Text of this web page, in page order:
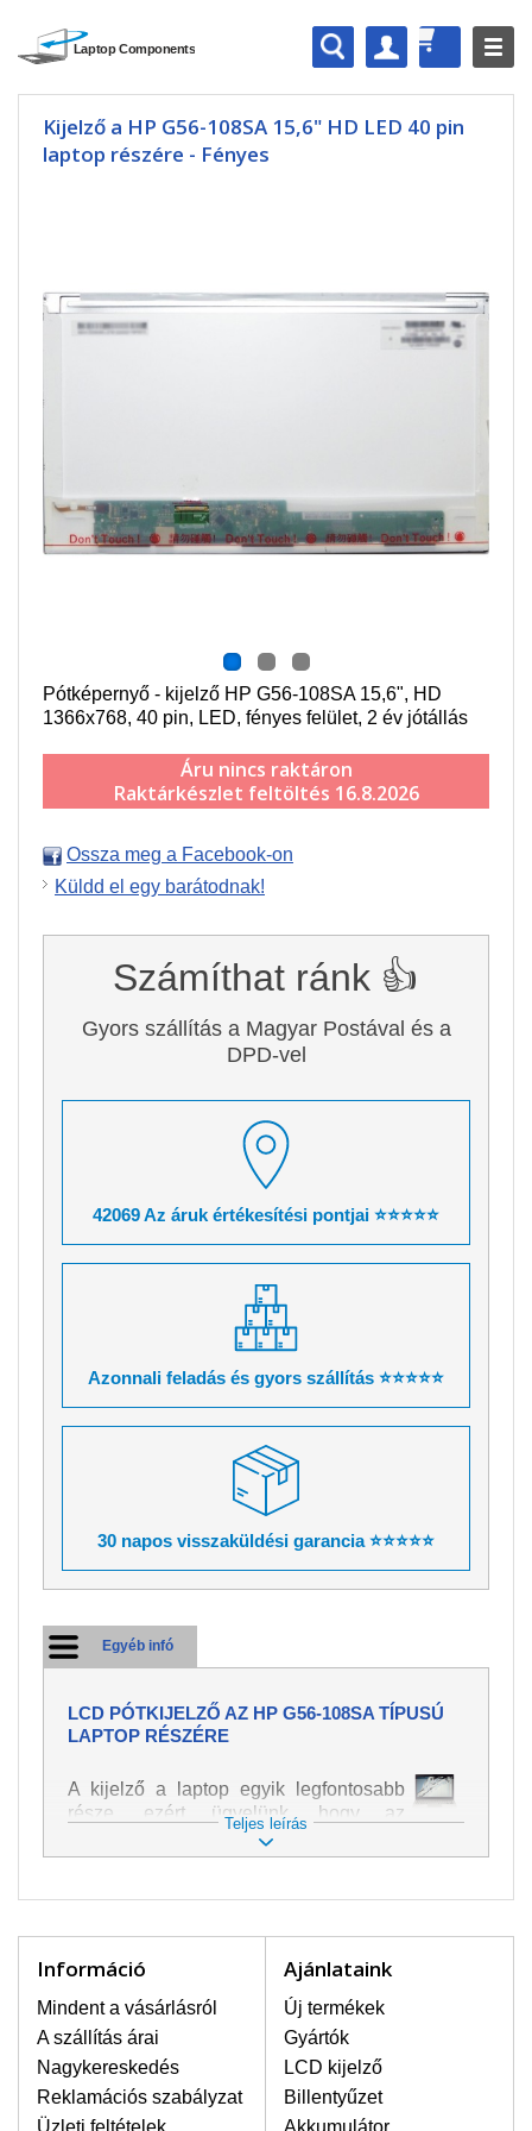
Kijelző a HP G56-108SA 15,6" HD LED 40 pin
laptop részére - Fényes
Pótképernyő - kijelző HP G56-108SA 15,6", HD
1366x768, 40 pin, LED, fényes felület, 2 év jótállás
Áru nincs raktáron
Raktárkészlet feltöltés 16.8.2026
Ossza meg a Facebook-on
Küldd el egy barátodnak!
Számíthat ránk 👍
Gyors szállítás a Magyar Postával és a
DPD-vel
42069 Az áruk értékesítési pontjai ⭐⭐⭐⭐⭐
Azonnali feladás és gyors szállítás ⭐⭐⭐⭐⭐
30 napos visszaküldési garancia ⭐⭐⭐⭐⭐
Egyéb infó
LCD PÓTKIJELZŐ AZ HP G56-108SA TÍPUSÚ
LAPTOP RÉSZÉRE
A kijelző a laptop egyik legfontosabb
része, ezért ügyelünk, hogy az
pótalkatrész a legjobb minőségű
legyen. A kép és szöveg különféle
laptoppal legnagyobb óvatossággal
bekövetkezett sérülések közé a
mechanikai sérüléseket lehet besorolni,
mint pl. széttört vagy megrepedt kijelző.
Továbbá még a függőleges csíkozást,
kijelző sötétségét, villogását vagy
egyenetlen fényességét.
Teljes leírás
Információ
Mindent a vásárlásról
A szállítás árai
Nagykereskedés
Reklamációs szabályzat
Üzleti feltételek
Ajánlataink
Új termékek
Gyártók
LCD kijelző
Billentyűzet
Akkumulátor